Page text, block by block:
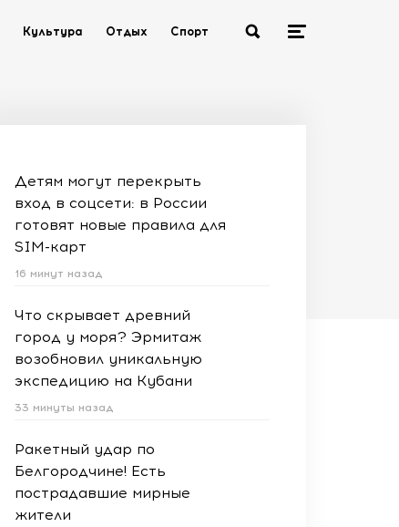
Культура Отдых Спорт
Детям могут перекрыть
вход в соцсети: в России
готовят новые правила для
SIM-карт
16 минут назад
Что скрывает древний
город у моря? Эрмитаж
возобновил уникальную
экспедицию на Кубани
33 минуты назад
Ракетный удар по
Белгородчине! Есть
пострадавшие мирные
жители